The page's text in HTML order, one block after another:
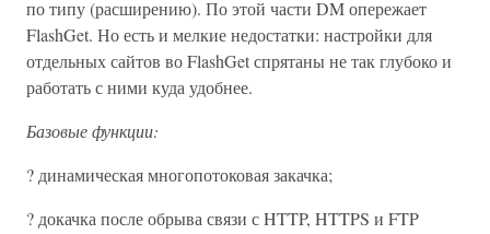
по типу (расширению). По этой части DM опережает
FlashGet. Но есть и мелкие недостатки: настройки для
отдельных сайтов во FlashGet спрятаны не так глубоко и
работать с ними куда удобнее.
Базовые функции:
? динамическая многопотоковая закачка;
? докачка после обрыва связи с HTTP, HTTPS и FTP